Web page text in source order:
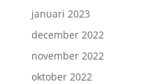
januari 2023
december 2022
november 2022
oktober 2022